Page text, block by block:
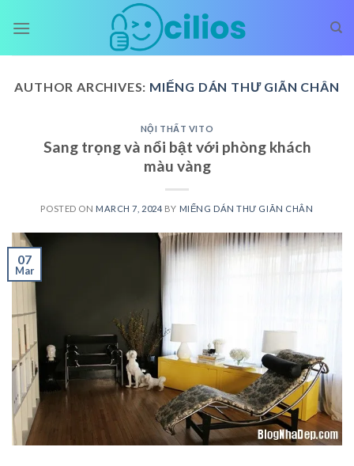
AUTHOR ARCHIVES: MIẾNG DÁN THƯ GIÃN CHÂN
NỘI THẤT VITO
Sang trọng và nổi bật với phòng khách
màu vàng
POSTED ON MARCH 7, 2024 BY MIẾNG DÁN THƯ GIÃN CHÂN
07
Mar